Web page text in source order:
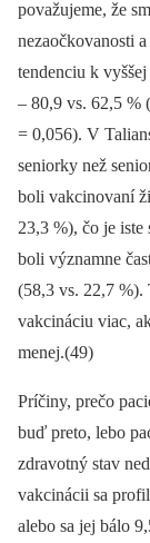
považujeme, že
nezaočkovanosti
tendenciu k
–⁠ 80,9 vs. 62,5 %
= 0,056). V
seniorky než
boli vakcinovaní
23,3 %), čo je
boli významne
(58,3 vs. 22,7 %).
vakcináciu viac,
menej.(49)
Príčiny, prečo
buď preto, lebo
zdravotný stav
vakcinácii sa
alebo sa jej bálo